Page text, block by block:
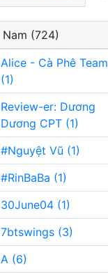
Việt Nam (724)
Alice - Cà Phê Team
(1)
Review-er: Dương
Dương CPT (1)
#Nguyệt Vũ (1)
#RinBaBa (1)
30June04 (1)
7btswings (3)
A (6)